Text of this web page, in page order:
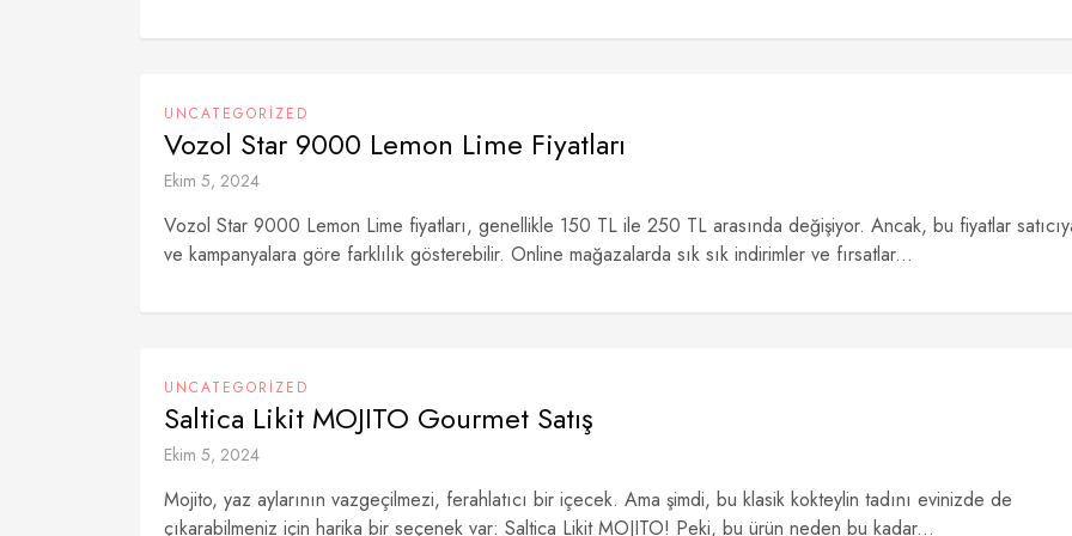
UNCATEGORIZED
Vozol Star 9000 Lemon Lime Fiyatları
Ekim 5, 2024
Vozol Star 9000 Lemon Lime fiyatları, genellikle 150 TL ile 250 TL arasında değişiyor. Ancak, bu fiyatlar
ve kampanyalara göre farklılık gösterebilir. Online mağazalarda sık sık indirimler ve fırsatlar...
UNCATEGORIZED
Saltica Likit MOJITO Gourmet Satış
Ekim 5, 2024
Mojito, yaz aylarının vazgeçilmezi, ferahlatıcı bir içecek. Ama şimdi, bu klasik kokteylin tadını evinizde de
çıkarabilmeniz için harika bir seçenek var: Saltica Likit MOJITO! Peki, bu ürün neden bu kadar...